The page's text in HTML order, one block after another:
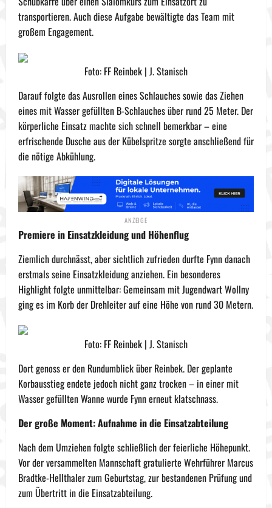
transportieren. Auch diese Aufgabe bewältigte das Team mit
großem Engagement.
Foto: FF Reinbek | J. Stanisch
Darauf folgte das Ausrollen eines Schlauches sowie das Ziehen
eines mit Wasser gefüllten B-Schlauches über rund 25 Meter. Der
körperliche Einsatz machte sich schnell bemerkbar – eine
erfrischende Dusche aus der Kübelspritze sorgte anschließend für
die nötige Abkühlung.
Premiere in Einsatzkleidung und Höhenflug
Ziemlich durchnässt, aber sichtlich zufrieden durfte Fynn danach
erstmals seine Einsatzkleidung anziehen. Ein besonderes
Highlight folgte unmittelbar: Gemeinsam mit Jugendwart Wollny
ging es im Korb der Drehleiter auf eine Höhe von rund 30 Metern.
Foto: FF Reinbek | J. Stanisch
Dort genoss er den Rundumblick über Reinbek. Der geplante
Korbausstieg endete jedoch nicht ganz trocken – in einer mit
Wasser gefüllten Wanne wurde Fynn erneut klatschnass.
Der große Moment: Aufnahme in die Einsatzabteilung
Nach dem Umziehen folgte schließlich der feierliche Höhepunkt.
Vor der versammelten Mannschaft gratulierte Wehrführer Marcus
Bradtke-Hellthaler zum Geburtstag, zur bestandenen Prüfung und
zum Übertritt in die Einsatzabteilung.